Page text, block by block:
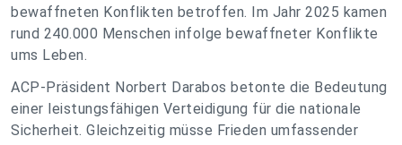
bewaffneten Konflikten betroffen. Im Jahr 2025 kamen
rund 240.000 Menschen infolge bewaffneter Konflikte
ums Leben.
ACP-Präsident Norbert Darabos betonte die Bedeutung
einer leistungsfähigen Verteidigung für die nationale
Sicherheit. Gleichzeitig müsse Frieden umfassender